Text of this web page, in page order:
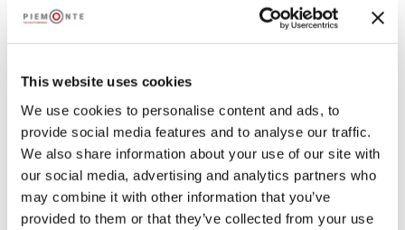
This website uses cookies
We use cookies to personalise content and ads, to
provide social media features and to analyse our traffic.
We also share information about your use of our site with
our social media, advertising and analytics partners who
may combine it with other information that you’ve
provided to them or that they’ve collected from your use
Piemonte terra di passioni tra epiche
salite e Granfondo
Da non perdere